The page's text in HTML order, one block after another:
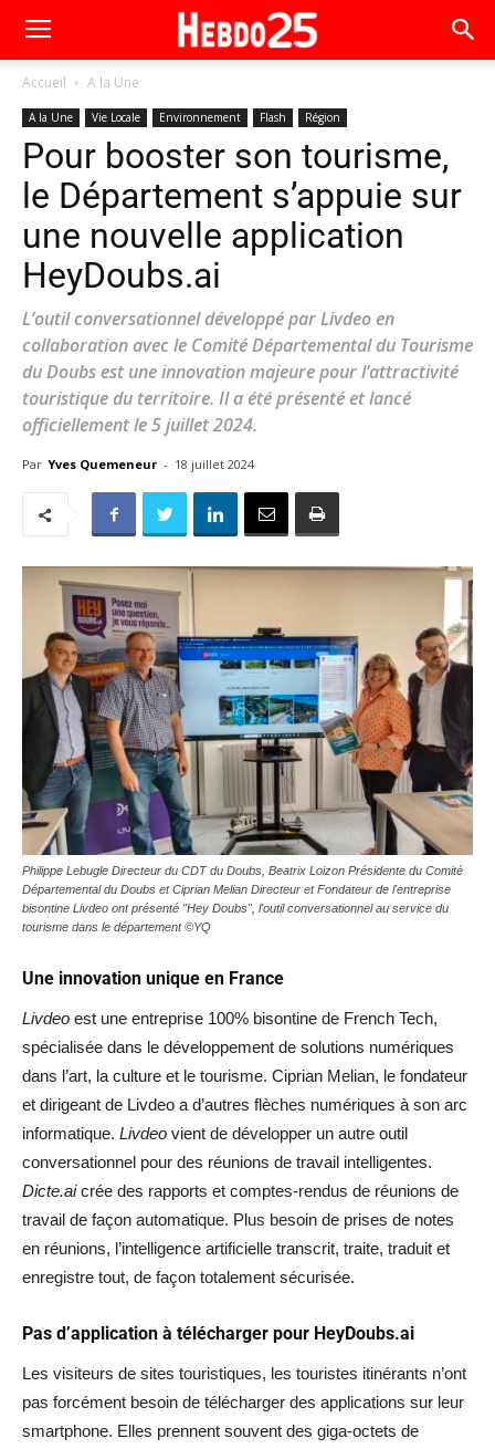
Accueil A la Une
A la Une Vie Locale Environnement Flash Région
Pour booster son tourisme,
le Département s’appuie sur
une nouvelle application
HeyDoubs.ai
L’outil conversationnel développé par Livdeo en
collaboration avec le Comité Départemental du Tourisme
du Doubs est une innovation majeure pour l’attractivité
touristique du territoire. Il a été présenté et lancé
officiellement le 5 juillet 2024.
Par Yves Quemeneur - 18 juillet 2024
Philippe Lebugle Directeur du CDT du Doubs, Beatrix Loizon Présidente du Comité
Départemental du Doubs et Ciprian Melian Directeur et Fondateur de l'entreprise
bisontine Livdeo ont présenté "Hey Doubs", l'outil conversationnel au service du
tourisme dans le département ©YQ
Une innovation unique en France
Livdeo est une entreprise 100% bisontine de French Tech,
spécialisée dans le développement de solutions numériques
dans l’art, la culture et le tourisme. Ciprian Melian, le fondateur
et dirigeant de Livdeo a d’autres flèches numériques à son arc
informatique. Livdeo vient de développer un autre outil
conversationnel pour des réunions de travail intelligentes.
Dicte.aicrée des rapports et comptes-rendus de réunions de
travail de façon automatique. Plus besoin de prises de notes
en réunions, l’intelligence artificielle transcrit, traite, traduit et
enregistre tout, de façon totalement sécurisée.
Pas d’application à télécharger pour HeyDoubs.ai
Les visiteurs de sites touristiques, les touristes itinérants n’ont
pas forcément besoin de télécharger des applications sur leur
smartphone. Elles prennent souvent des giga-octets de